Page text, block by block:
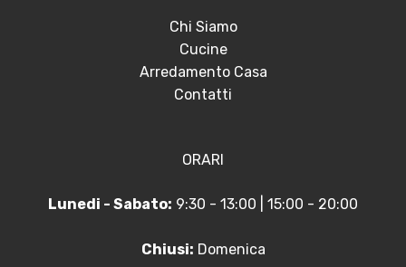
Chi Siamo
Cucine
Arredamento Casa
Contatti
ORARI
Lunedi - Sabato: 9:30 - 13:00 | 15:00 - 20:00
Chiusi: Domenica